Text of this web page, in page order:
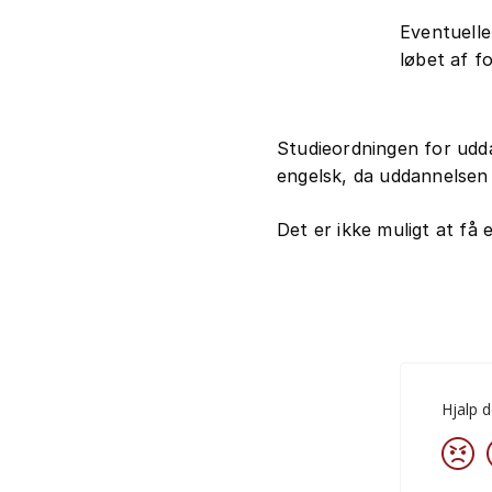
løbet af
Studieordningen for
engelsk, da
Det er ikke muligt at få